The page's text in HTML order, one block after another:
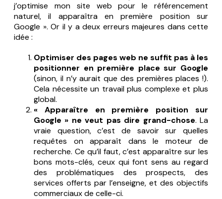
j’optimise mon site web pour le référencement
naturel, il apparaîtra en première position sur
Google ». Or il y a deux erreurs majeures dans cette
idée :
Optimiser des pages web ne suffit pas à les
positionner en première place sur Google
(sinon, il n’y aurait que des premières places !).
Cela nécessite un travail plus complexe et plus
global.
« Apparaître en première position sur
Google » ne veut pas dire grand-chose. La
vraie question, c’est de savoirsur quelles
requêtes on apparaît dans le moteur de
recherche. Ce qu’il faut, c’est apparaître sur les
bons mots-clés, ceux qui font sens au regard
des problématiques des prospects, des
services offerts par l’enseigne, et des objectifs
commerciaux de celle-ci.